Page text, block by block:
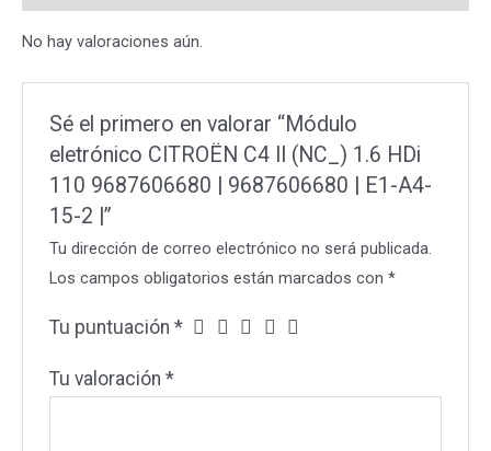
110
9687606680
9687606680
cantidad
No hay valoraciones aún.
Sé el primero en valorar “Módulo
eletrónico CITROËN C4 II (NC_) 1.6 HDi
110 9687606680 | 9687606680 | E1-A4-
15-2 |”
Tu dirección de correo electrónico no será publicada.
Los campos obligatorios están marcados con*
Tu puntuación*
Tu valoración*